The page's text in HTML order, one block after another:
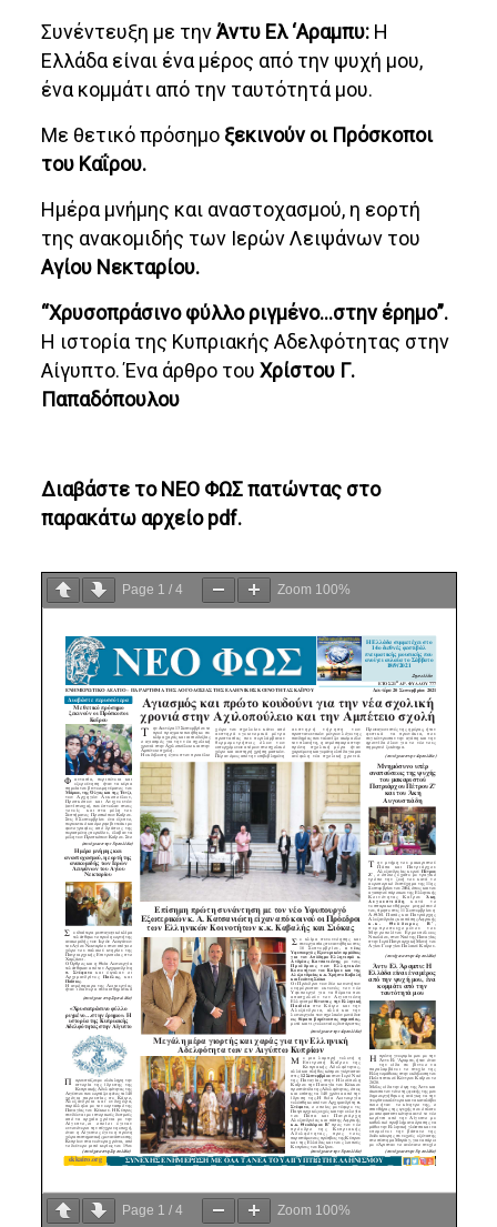
Συνέντευξη με τηνΆντυ Ελ ‘Αραμπυ: Η
Ελλάδα είναι ένα μέρος από την ψυχή μου,
ένα κομμάτι από την ταυτότητά μου.
Με θετικό πρόσημο ξεκινούν οι Πρόσκοποι
του Καΐρου.
Ημέρα μνήμης και αναστοχασμού, η εορτή
της ανακομιδής των Ιερών Λειψάνων του
Αγίου Νεκταρίου.
“Χρυσοπράσινο φύλλο ριγμένο…στην έρημο”.
H ιστορία της Κυπριακής Αδελφότητας στην
Αίγυπτο. Ένα άρθρο τουΧρίστου Γ.
Παπαδόπουλου
Διαβάστε το ΝΕΟ ΦΩΣ πατώντας στο
παρακάτω αρχείο pdf.
Page 1 /4 Zoom 100%
Page 1 /4 Zoom 100%